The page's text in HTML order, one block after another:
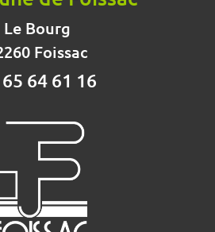
Le Bourg
Foissac
64 61 16